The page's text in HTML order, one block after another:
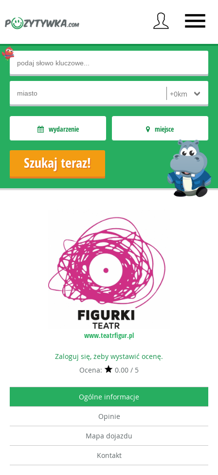
wydarzenie miejsce
www.teatrfigur.pl
Zaloguj się, żeby wystawić ocenę.
Ocena:
0.00 / 5
Ogólne informacje
Opinie
Mapa dojazdu
Kontakt